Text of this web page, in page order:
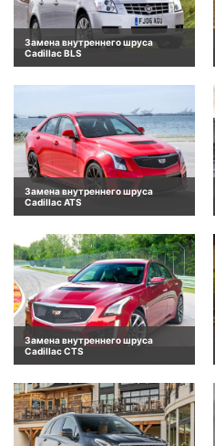
Замена внутреннего шруса
Cadillac BLS
Замена внутреннего шруса
Cadillac ATS
Замена внутреннего шруса
Cadillac CTS